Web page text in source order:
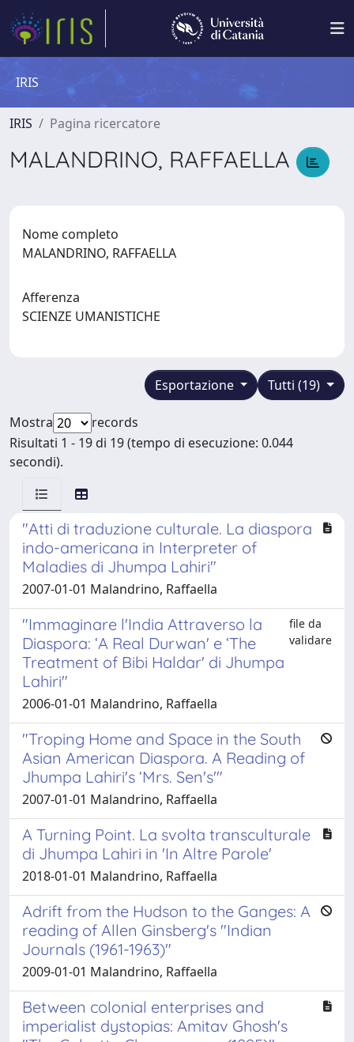
IRIS
IRIS Pagina ricercatore
MALANDRINO, RAFFAELLA
Nome completo
MALANDRINO, RAFFAELLA
Afferenza
SCIENZE UMANISTICHE
Tutti (19)
Esportazione
Mostra
records
Risultati 1 - 19 di 19 (tempo di esecuzione: 0.044
secondi).
"Atti di traduzione culturale. La diaspora
indo-americana in Interpreter of
Maladies di Jhumpa Lahiri"
2007-01-01 Malandrino, Raffaella
"Immaginare l'India Attraverso la
Diaspora: ‘A Real Durwan' e ‘The
Treatment of Bibi Haldar' di Jhumpa
Lahiri"
file da
validare
2006-01-01 Malandrino, Raffaella
"Troping Home and Space in the South
Asian American Diaspora. A Reading of
Jhumpa Lahiri's ‘Mrs. Sen's'"
2007-01-01 Malandrino, Raffaella
A Turning Point. La svolta transculturale
di Jhumpa Lahiri in 'In Altre Parole'
2018-01-01 Malandrino, Raffaella
Adrift from the Hudson to the Ganges: A
reading of Allen Ginsberg's "Indian
Journals (1961-1963)"
2009-01-01 Malandrino, Raffaella
Between colonial enterprises and
imperialist dystopias: Amitav Ghosh's